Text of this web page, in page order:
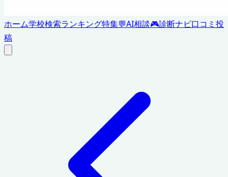
ホーム学校検索ランキング特集💬AI相談🎮診断ナビ口コミ投
稿